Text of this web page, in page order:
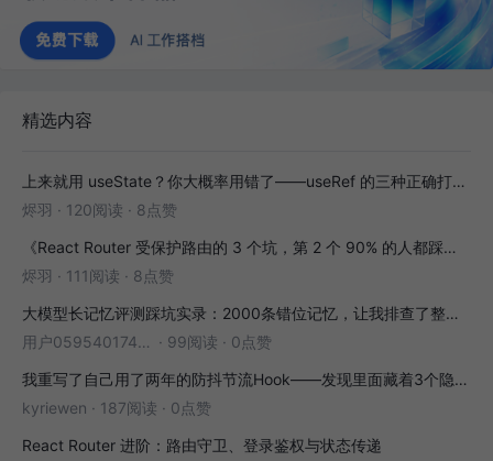
精选内容
上来就用 useState？你大概率用错了——useRef 的三种正确打开方式
烬羽 · 120阅读 · 8点赞
《React Router 受保护路由的 3 个坑，第 2 个 90% 的人都踩过》
烬羽 · 111阅读 · 8点赞
大模型长记忆评测踩坑实录：2000条错位记忆，让我排查了整整3小时
用户05954017446 · 99阅读 · 0点赞
我重写了自己用了两年的防抖节流Hook——发现里面藏着3个隐藏bug
kyriewen · 187阅读 · 0点赞
React Router 进阶：路由守卫、登录鉴权与状态传递